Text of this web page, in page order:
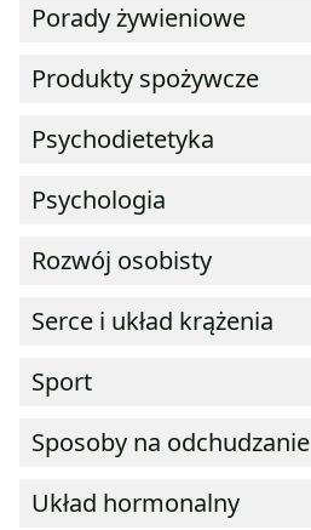
Porady żywieniowe
Produkty spożywcze
Psychodietetyka
Psychologia
Rozwój osobisty
Serce i układ krążenia
Sport
Sposoby na odchudzanie
Układ hormonalny